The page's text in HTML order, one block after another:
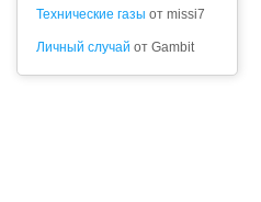
Технические газы от missi7
Личный случай от Gambit